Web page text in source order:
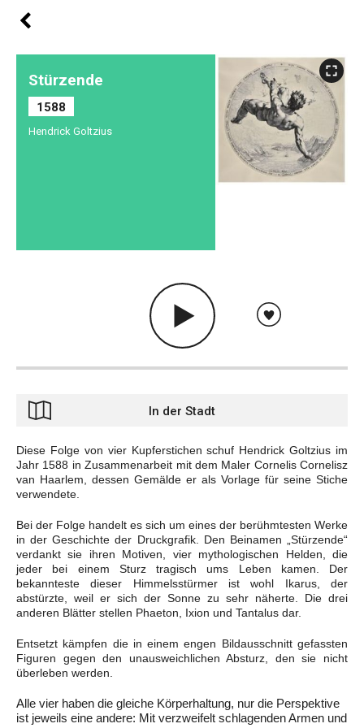
Stürzende
1588
Hendrick Goltzius
In der Stadt
Diese Folge von vier Kupferstichen schuf Hendrick Goltzius im
Jahr 1588 in Zusammenarbeit mit dem Maler Cornelis Cornelisz
van Haarlem, dessen Gemälde er als Vorlage für seine Stiche
verwendete.
Bei der Folge handelt es sich um eines der berühmtesten Werke
in der Geschichte der Druckgrafik. Den Beinamen „Stürzende“
verdankt sie ihren Motiven, vier mythologischen Helden, die
jeder bei einem Sturz tragisch ums Leben kamen. Der
bekannteste dieser Himmelsstürmer ist wohl Ikarus, der
abstürzte, weil er sich der Sonne zu sehr näherte. Die drei
anderen Blätter stellen Phaeton, Ixion und Tantalus dar.
Entsetzt kämpfen die in einem engen Bildausschnitt gefassten
Figuren gegen den unausweichlichen Absturz, den sie nicht
überleben werden.
Alle vier haben die gleiche Körperhaltung, nur die Perspektive
ist jeweils eine andere: Mit verzweifelt schlagenden Armen und